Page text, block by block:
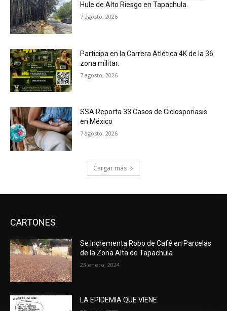
Hule de Alto Riesgo en Tapachula.
7 agosto, 2026
Participa en la Carrera Atlética 4K de la 36
zona militar.
7 agosto, 2026
SSA Reporta 33 Casos de Ciclosporiasis
en México
7 agosto, 2026
Cargar más
CARTONES
Se Incrementa Robo de Café en Parcelas
de la Zona Alta de Tapachula
23 enero, 2024
LA EPIDEMIA QUE VIENE